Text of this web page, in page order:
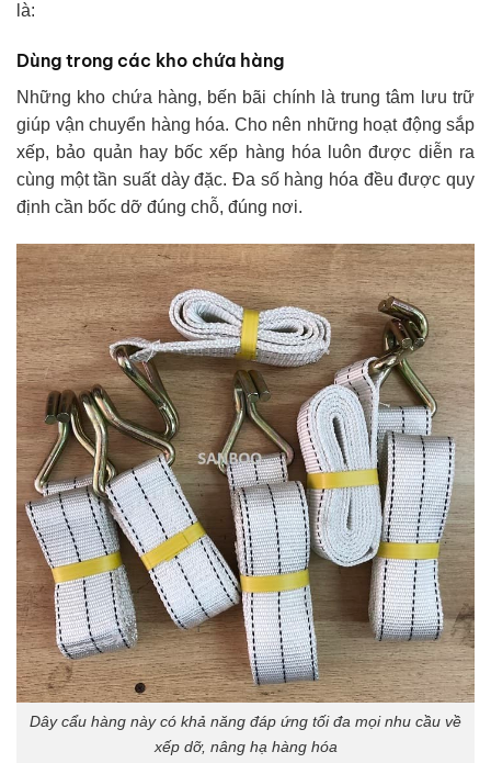
là:
Dùng trong các kho chứa hàng
Những kho chứa hàng, bến bãi chính là trung tâm lưu trữ
giúp vận chuyển hàng hóa. Cho nên những hoạt động sắp
xếp, bảo quản hay bốc xếp hàng hóa luôn được diễn ra
cùng một tần suất dày đặc. Đa số hàng hóa đều được quy
định cần bốc dỡ đúng chỗ, đúng nơi.
Dây cẩu hàng này có khả năng đáp ứng tối đa mọi nhu cầu về
xếp dỡ, nâng hạ hàng hóa